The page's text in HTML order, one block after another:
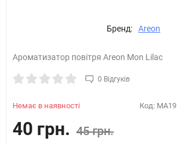
Бренд: Areon
Ароматизатор повітря Areon Mon Lilac
0 Відгуків
Немає в наявності Код: MA19
40 грн. 45 грн.